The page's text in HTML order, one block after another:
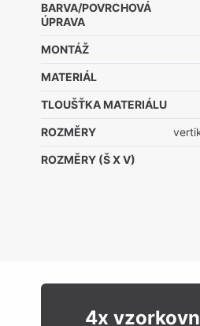
BARVA/POVRCHOVÁ
ÚPRAVA
MONTÁŽ
MATERIÁL
TLOUŠŤKA MATERIÁLU
ROZMĚRY
ROZMĚRY (Š X V)
4x